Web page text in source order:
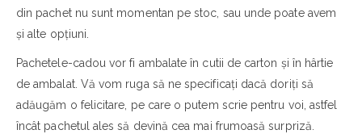
din pachet nu sunt momentan pe stoc, sau unde poate avem
și alte opțiuni.
Pachetele-cadou vor fi ambalate în cutii de carton și în hârtie
de ambalat. Vă vom ruga să ne specificați dacă doriți să
adăugăm o felicitare, pe care o putem scrie pentru voi, astfel
încât pachetul ales să devină cea mai frumoasă surpriză.